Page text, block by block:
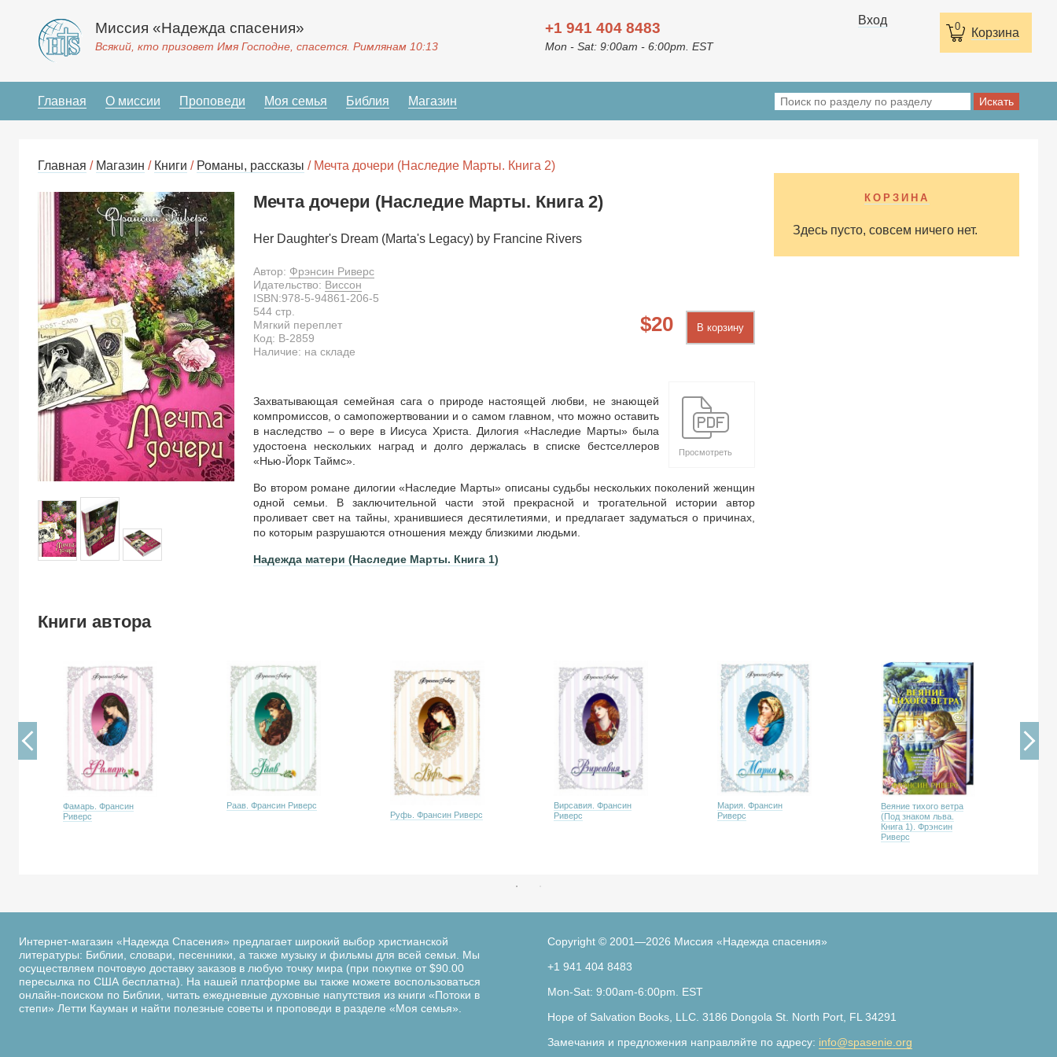
0 Корзина
Миссия «Надежда спасения»
Всякий, кто призовет Имя Господне, спасется. Римлянам 10:13
+1 941 404 8483
Mon - Sat: 9:00am - 6:00pm. EST
Вход
Главная О миссии Проповеди Моя семья Библия Магазин
Главная / Магазин / Книги / Романы, рассказы / Мечта дочери (Наследие Марты. Книга 2)
Мечта дочери (Наследие Марты. Книга 2)
Her Daughter's Dream (Marta's Legacy) by Francine Rivers
Автор: Фрэнсин Риверс
Идательство: Виссон
20 В корзину
ISBN:978-5-94861-206-5
544 стр.
Мягкий переплет
Код: B-2859
Наличие: на складе
Просмотреть
Захватывающая семейная сага о природе настоящей любви, не знающей
компромиссов, о самопожертвовании и о самом главном, что можно оставить
в наследство – о вере в Иисуса Христа. Дилогия «Наследие Марты» была
удостоена нескольких наград и долго держалась в списке бестселлеров
«Нью-Йорк Таймс».
Во втором романе дилогии «Наследие Марты» описаны судьбы нескольких поколений женщин
одной семьи. В заключительной части этой прекрасной и трогательной истории автор
проливает свет на тайны, хранившиеся десятилетиями, и предлагает задуматься о причинах,
по которым разрушаются отношения между близкими людьми.
Надежда матери (Наследие Марты. Книга 1)
КОРЗИНА
Здесь пусто, совсем ничего нет.
Книги автора
Фамарь. Франсин
Риверс
Раав. Франсин Риверс
Руфь. Франсин Риверс
Вирсавия. Франсин
Риверс
Мария. Франсин
Риверс
Веяние тихого ветра
(Под знаком льва.
Книга 1). Фрэнсин
Риверс
Интернет-магазин «Надежда Спасения» предлагает широкий выбор христианской
литературы: Библии, словари, песенники, а также музыку и фильмы для всей семьи. Мы
осуществляем почтовую доставку заказов в любую точку мира (при покупке от $90.00
пересылка по США бесплатна). На нашей платформе вы также можете воспользоваться
онлайн-поиском по Библии, читать ежедневные духовные напутствия из книги «Потоки в
степи» Летти Кауман и найти полезные советы и проповеди в разделе «Моя семья».
Copyright © 2001—2026 Миссия «Надежда спасения»
+1 941 404 8483
Mon-Sat: 9:00am-6:00pm. EST
Hope of Salvation Books, LLC. 3186 Dongola St. North Port, FL 34291
Замечания и предложения направляйте по адресу: info@spasenie.org